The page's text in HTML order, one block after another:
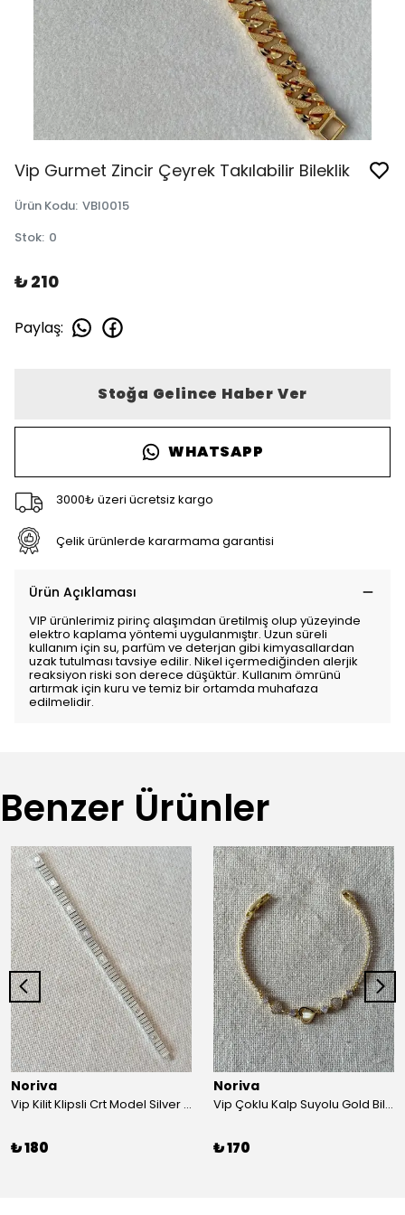
Vip Gurmet Zincir Çeyrek Takılabilir Bileklik
Ürün Kodu: VBI0015
Stok: 0
₺ 210
Paylaş:
Stoğa Gelince Haber Ver
WHATSAPP
3000₺ üzeri ücretsiz kargo
Çelik ürünlerde kararmama garantisi
Ürün Açıklaması
VIP ürünlerimiz pirinç alaşımdan üretilmiş olup yüzeyinde
elektro kaplama yöntemi uygulanmıştır. Uzun süreli
kullanım için su, parfüm ve deterjan gibi kimyasallardan
uzak tutulması tavsiye edilir. Nikel içermediğinden alerjik
reaksiyon riski son derece düşüktür. Kullanım ömrünü
artırmak için kuru ve temiz bir ortamda muhafaza
edilmelidir.
Benzer Ürünler
Noriva
Vip Kilit Klipsli Crt Model Silver Bileklik
₺ 180
Noriva
Vip Çoklu Kalp Suyolu Gold Bileklik
₺ 170